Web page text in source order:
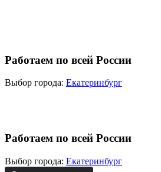
Работаем по всей России
Выбор города: Екатеринбург
Работаем по всей России
Выбор города: Екатеринбург